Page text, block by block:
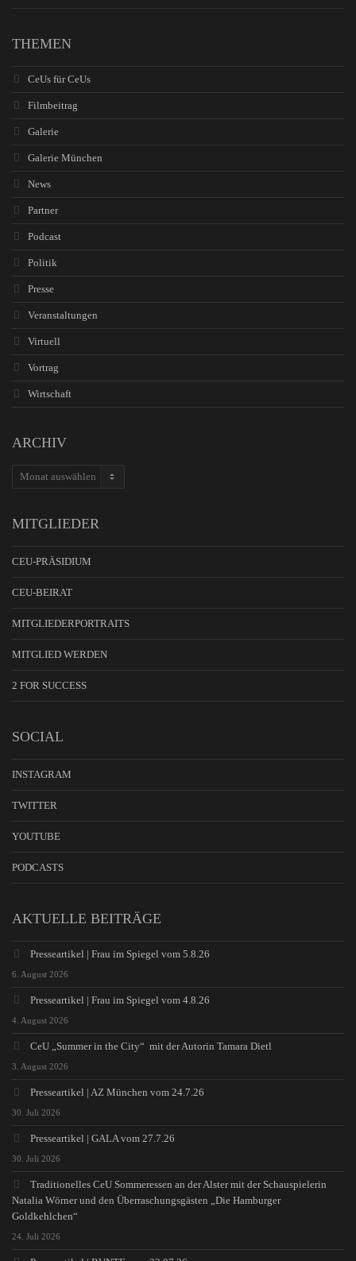
THEMEN
CeUs für CeUs
Filmbeitrag
Galerie
Galerie München
News
Partner
Podcast
Politik
Presse
Veranstaltungen
Virtuell
Vortrag
Wirtschaft
ARCHIV
ARCHIV
MITGLIEDER
CEU-PRÄSIDIUM
CEU-BEIRAT
MITGLIEDERPORTRAITS
MITGLIED WERDEN
2 FOR SUCCESS
SOCIAL
INSTAGRAM
TWITTER
YOUTUBE
PODCASTS
AKTUELLE BEITRÄGE
Presseartikel | Frau im Spiegel vom 5.8.26
6. August 2026
Presseartikel | Frau im Spiegel vom 4.8.26
4. August 2026
CeU „Summer in the City“ mit der Autorin Tamara Dietl
3. August 2026
Presseartikel | AZ München vom 24.7.26
30. Juli 2026
Presseartikel | GALA vom 27.7.26
30. Juli 2026
Traditionelles CeU Sommeressen an der Alster mit der Schauspielerin
Natalia Wörner und den Überraschungsgästen „Die Hamburger
Goldkehlchen“
24. Juli 2026